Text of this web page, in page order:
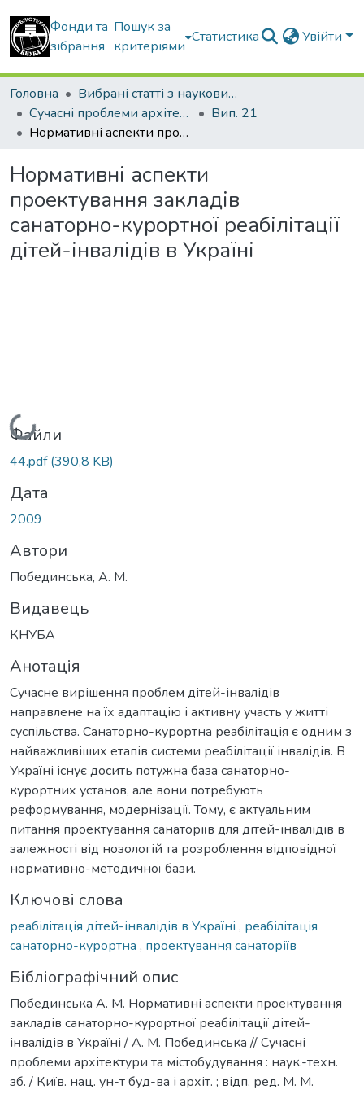
Фонди та
зібрання
Пошук за
критеріями
Статистика Увійти
Головна
Вибрані статті з наукових збірників КНУБА
Сучасні проблеми архітектури та містобудування
Вип. 21
Нормативні аспекти проектування закладів санаторно-курортної реабілітації дітей-інвалідів в Україні
Нормативні аспекти
проектування закладів
санаторно-курортної реабілітації
дітей-інвалідів в Україні
Вантажиться...
Файли
44.pdf(390,8 KB)
Дата
2009
Автори
Побединська, А. М.
Видавець
КНУБА
Анотація
Сучасне вирішення проблем дітей-інвалідів
направлене на їх адаптацію і активну участь у житті
суспільства. Санаторно-курортна реабілітація є одним з
найважливіших етапів системи реабілітації інвалідів. В
Україні існує досить потужна база санаторно-
курортних установ, але вони потребують
реформування, модернізації. Тому, є актуальним
питання проектування санаторіїв для дітей-інвалідів в
залежності від нозологій та розроблення відповідної
нормативно-методичної бази.
Ключові слова
реабілітація дітей-інвалідів в Україні , реабілітація
санаторно-курортна , проектування санаторіїв
Бібліографічний опис
Побединська А. М. Нормативні аспекти проектування
закладів санаторно-курортної реабілітації дітей-
інвалідів в Україні / А. М. Побединська // Сучасні
проблеми архітектури та містобудування : наук.-техн.
зб. / Київ. нац. ун-т буд-ва і архіт. ; відп. ред. М. М.